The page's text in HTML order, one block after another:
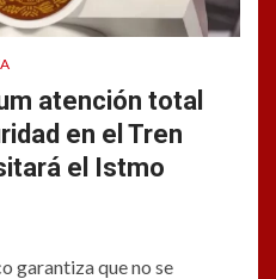
atención total
en el Tren
el Istmo
garantiza que no se